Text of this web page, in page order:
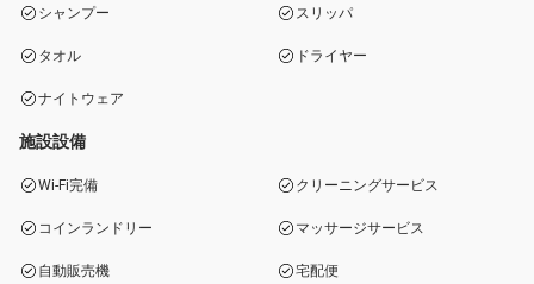
シャンプー スリッパ
タオル ドライヤー
ナイトウェア
施設設備
Wi-Fi完備 クリーニングサービス
コインランドリー マッサージサービス
自動販売機 宅配便